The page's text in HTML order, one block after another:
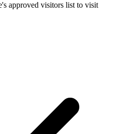
approved visitors list to visit